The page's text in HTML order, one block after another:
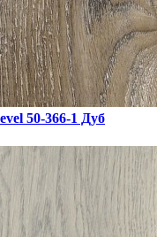
50-366-1 Дуб